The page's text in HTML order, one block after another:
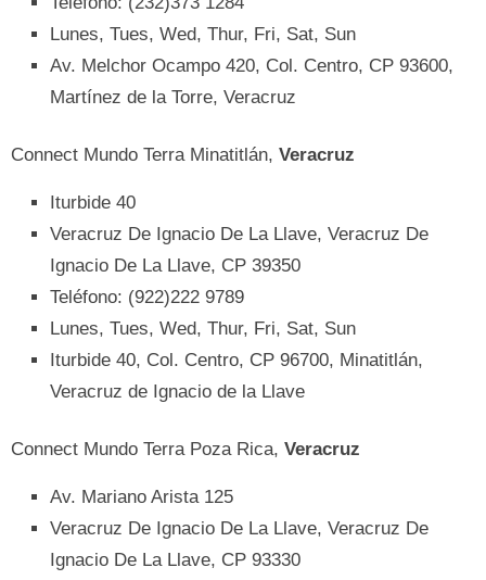
Lunes, Tues, Wed, Thur, Fri, Sat, Sun
Av. Melchor Ocampo 420, Col. Centro, CP 93600,
Martínez de la Torre, Veracruz
Connect Mundo Terra Minatitlán, Veracruz
Iturbide 40
Veracruz De Ignacio De La Llave, Veracruz De
Ignacio De La Llave, CP 39350
Teléfono: (922)222 9789
Lunes, Tues, Wed, Thur, Fri, Sat, Sun
Iturbide 40, Col. Centro, CP 96700, Minatitlán,
Veracruz de Ignacio de la Llave
Connect Mundo Terra Poza Rica, Veracruz
Av. Mariano Arista 125
Veracruz De Ignacio De La Llave, Veracruz De
Ignacio De La Llave, CP 93330